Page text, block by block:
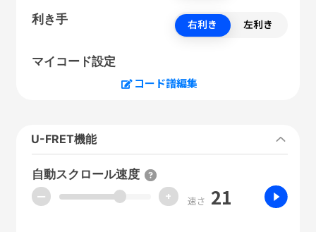
利き手 右利き 左利き
マイコード設定
コード譜編集
U-FRET機能
自動スクロール速度
ー + 速さ 21